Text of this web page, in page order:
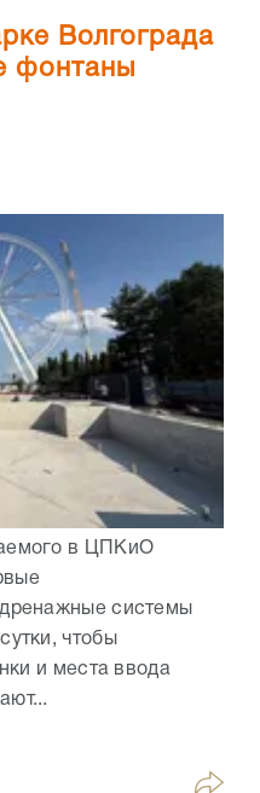
Волгограда
фонтаны
в ЦПКиО
системы
чтобы
и места ввода